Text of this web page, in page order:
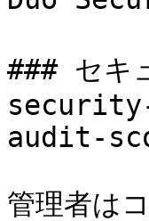
### セキ
audit-
管理者は